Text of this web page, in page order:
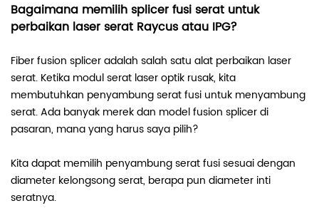
Bagaimana memilih splicer fusi serat untuk
perbaikan laser serat Raycus atau IPG?
Fiber fusion splicer adalah salah satu alat perbaikan laser
serat. Ketika modul serat laser optik rusak, kita
membutuhkan penyambung serat fusi untuk menyambung
serat. Ada banyak merek dan model fusion splicer di
pasaran, mana yang harus saya pilih?
Kita dapat memilih penyambung serat fusi sesuai dengan
diameter kelongsong serat, berapa pun diameter inti
seratnya.